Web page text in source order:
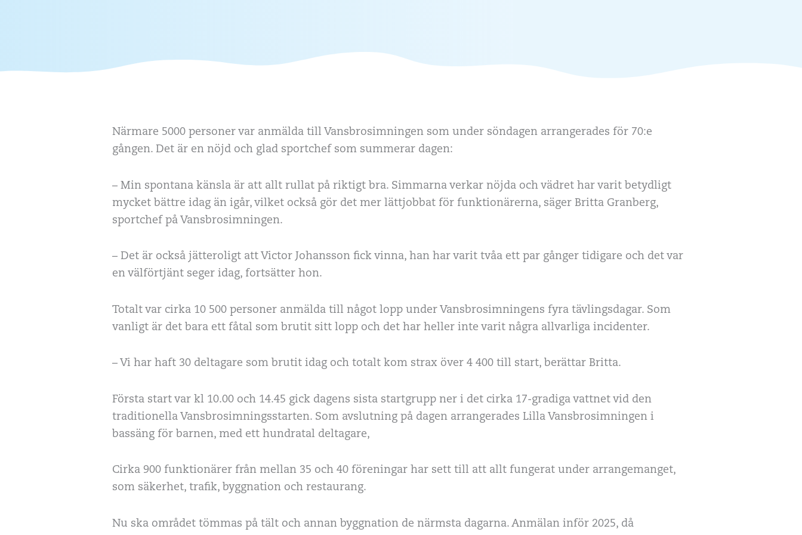
Närmare 5000 personer var anmälda till Vansbrosimningen som under söndagen arrangerades för 70:e
gången. Det är en nöjd och glad sportchef som summerar dagen:
– Min spontana känsla är att allt rullat på riktigt bra. Simmarna verkar nöjda och vädret har varit betydligt
mycket bättre idag än igår, vilket också gör det mer lättjobbat för funktionärerna, säger Britta Granberg,
sportchef på Vansbrosimningen.
– Det är också jätteroligt att Victor Johansson fick vinna, han har varit tvåa ett par gånger tidigare och det var
en välförtjänt seger idag, fortsätter hon.
Totalt var cirka 10 500 personer anmälda till något lopp under Vansbrosimningens fyra tävlingsdagar. Som
vanligt är det bara ett fåtal som brutit sitt lopp och det har heller inte varit några allvarliga incidenter.
– Vi har haft 30 deltagare som brutit idag och totalt kom strax över 4 400 till start, berättar Britta.
Första start var kl 10.00 och 14.45 gick dagens sista startgrupp ner i det cirka 17-gradiga vattnet vid den
traditionella Vansbrosimningsstarten. Som avslutning på dagen arrangerades Lilla Vansbrosimningen i
bassäng för barnen, med ett hundratal deltagare,
Cirka 900 funktionärer från mellan 35 och 40 föreningar har sett till att allt fungerat under arrangemanget,
som säkerhet, trafik, byggnation och restaurang.
Nu ska området tömmas på tält och annan byggnation de närmsta dagarna. Anmälan inför 2025, då